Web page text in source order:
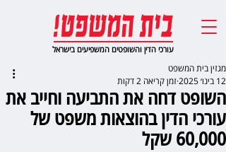
עורכי הדין והשופטים המשפיעים בישראל
השופט דחה את התביעה וחייב את
עורכי הדין בהוצאות משפט של
60,000 שקל
מגזין בית המשפט
12 בינו׳ 2025
זמן קריאה 2 דקות